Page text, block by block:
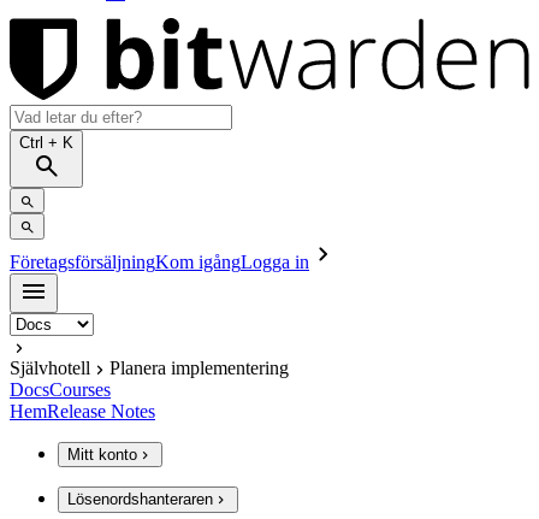
Ctrl + K
FöretagsförsäljningKom igångLogga in
Självhotell
Planera implementering
DocsCourses
HemRelease Notes
Mitt konto
Lösenordshanteraren